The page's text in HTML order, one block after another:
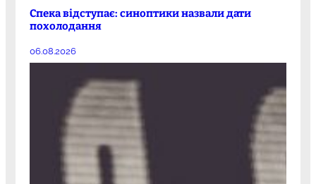
Спека відступає: синоптики назвали дати
похолодання
06.08.2026